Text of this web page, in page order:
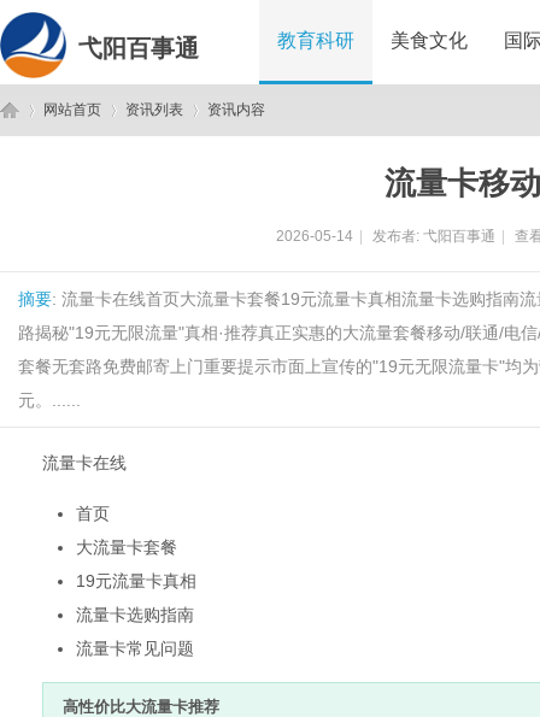
弋阳百事通 教育科研 美食文化 国
网站首页 资讯列表 资讯内容
流量卡移
2026-05-14 发布者: 弋阳百事通 查
摘要: 流量卡在线首页大流量卡套餐19元流量卡真相流量卡选购指南
路揭秘"19元无限流量"真相·推荐真正实惠的大流量套餐移动/联通/电
套餐无套路免费邮寄上门重要提示市面上宣传的"19元无限流量卡"均
元。......
流量卡在线
首页
大流量卡套餐
19元流量卡真相
流量卡选购指南
流量卡常见问题
高性价比大流量卡推荐